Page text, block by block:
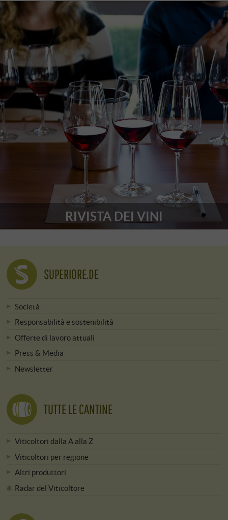
RIVISTA DEI VINI
SUPERIORE.DE
Società
Responsabilità e sostenibilità
Offerte di lavoro attuali
Press & Media
Newsletter
TUTTE LE CANTINE
Viticoltori dalla A alla Z
Viticoltori per regione
Altri produttori
Radar del Viticoltore